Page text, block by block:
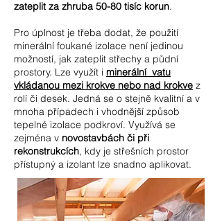
zateplit za zhruba 50-80 tisíc korun.
Pro úplnost je třeba dodat, že použití
minerální foukané izolace není jedinou
možností, jak zateplit střechy a půdní
prostory. Lze využít i minerální vatu
vkládanou mezi krokve nebo nad krokve z
rolí či desek. Jedná se o stejně kvalitní a v
mnoha případech i vhodnější způsob
tepelné izolace podkroví. Využívá se
zejména v novostavbách či při
rekonstrukcích, kdy je střešních prostor
přístupný a izolant lze snadno aplikovat.